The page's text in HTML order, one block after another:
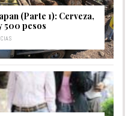
(Parte 1): Cerveza,
500 pesos